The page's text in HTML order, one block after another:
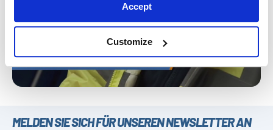
Accept
Customize
MELDEN SIE SICH FÜR UNSEREN NEWSLETTER AN